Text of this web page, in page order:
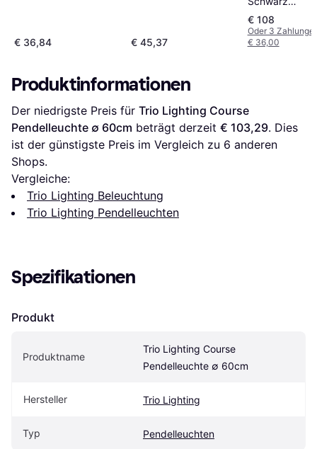
€ 36,84 € 45,37
Pendelleuchte
€ 108
Oder 3
€ 36,00
Produktinformationen
Der niedrigste Preis für Trio Lighting Course
Pendelleuchte ∅ 60cm beträgt derzeit € 103,29. Dies
ist der günstigste Preis im Vergleich zu 6 anderen
Shops.
Vergleiche:
Trio Lighting Beleuchtung
Trio Lighting Pendelleuchten
Spezifikationen
Produkt
Produktname
Trio Lighting Course
Pendelleuchte ∅ 60cm
Hersteller Trio Lighting
Typ Pendelleuchten